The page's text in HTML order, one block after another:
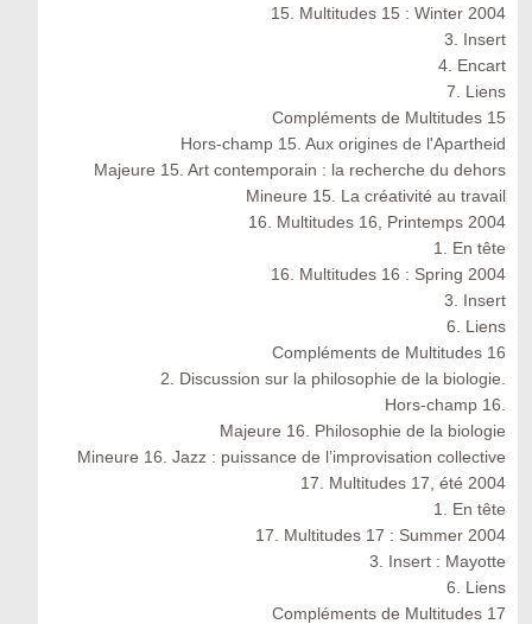
15. Multitudes 15 : Winter 2004
3. Insert
4. Encart
7. Liens
Compléments de Multitudes 15
Hors-champ 15. Aux origines de l'Apartheid
Majeure 15. Art contemporain : la recherche du dehors
Mineure 15. La créativité au travail
16. Multitudes 16, Printemps 2004
1. En tête
16. Multitudes 16 : Spring 2004
3. Insert
6. Liens
Compléments de Multitudes 16
2. Discussion sur la philosophie de la biologie.
Hors-champ 16.
Majeure 16. Philosophie de la biologie
Mineure 16. Jazz : puissance de l’improvisation collective
17. Multitudes 17, été 2004
1. En tête
17. Multitudes 17 : Summer 2004
3. Insert : Mayotte
6. Liens
Compléments de Multitudes 17